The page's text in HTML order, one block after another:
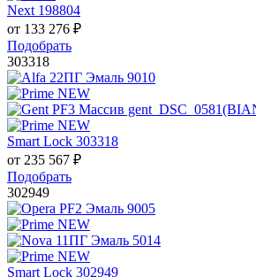
Next 198804
от 133 276 ₽
Подобрать
303318
Smart Lock 303318
от 235 567 ₽
Подобрать
302949
Smart Lock 302949